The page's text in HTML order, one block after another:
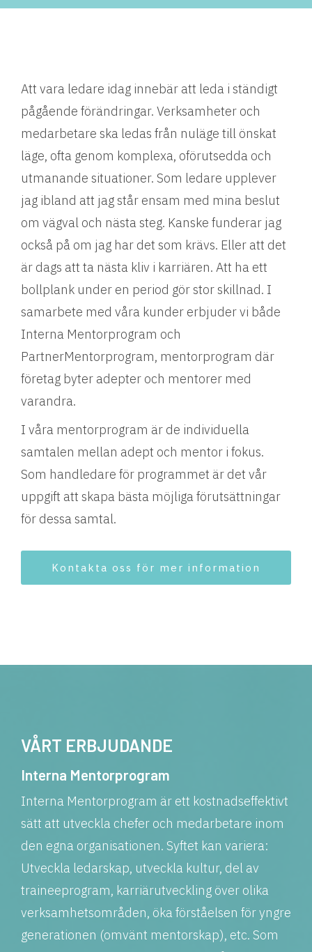
Att vara ledare idag innebär att leda i ständigt
pågående förändringar. Verksamheter och
medarbetare ska ledas från nuläge till önskat
läge, ofta genom komplexa, oförutsedda och
utmanande situationer. Som ledare upplever
jag ibland att jag står ensam med mina beslut
om vägval och nästa steg. Kanske funderar jag
också på om jag har det som krävs. Eller att det
är dags att ta nästa kliv i karriären. Att ha ett
bollplank under en period gör stor skillnad. I
samarbete med våra kunder erbjuder vi både
Interna Mentorprogram och
PartnerMentorprogram, mentorprogram där
företag byter adepter och mentorer med
varandra.
I våra mentorprogram är de individuella
samtalen mellan adept och mentor i fokus.
Som handledare för programmet är det vår
uppgift att skapa bästa möjliga förutsättningar
för dessa samtal.
Kontakta oss för mer information
VÅRT ERBJUDANDE
Interna Mentorprogram
Interna Mentorprogram är ett kostnadseffektivt
sätt att utveckla chefer och medarbetare inom
den egna organisationen. Syftet kan variera:
Utveckla ledarskap, utveckla kultur, del av
traineeprogram, karriärutveckling över olika
verksamhetsområden, öka förståelsen för yngre
generationen (omvänt mentorskap), etc. Som